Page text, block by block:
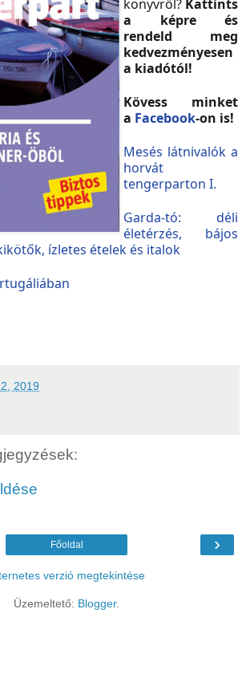
könyvről? Kattints
a képre és
rendeld meg
kedvezményesen
a kiadótól!
Kövess minket
a Facebook-on is!
Mesés látnivalók a
horvát
tengerparton I.
Garda-tó: déli
életérzés, bájos
ízletes ételek és italok
2019
›
Főoldal
verzió megtekintése
Üzemeltető: Blogger.